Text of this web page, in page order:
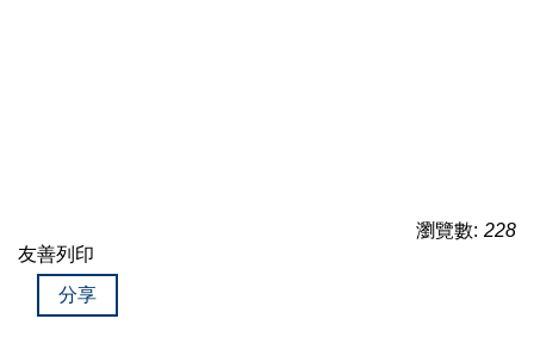
瀏覽數: 228
友善列印
分享